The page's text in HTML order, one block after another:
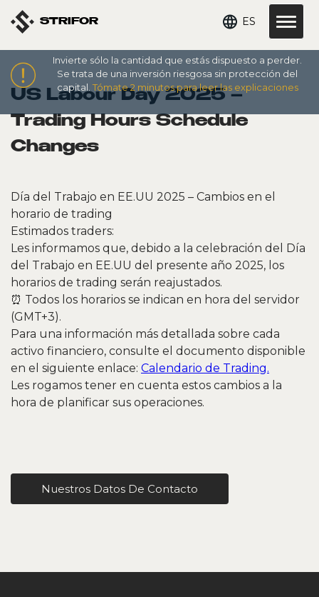
STRIFOR ES
Invierte sólo la cantidad que estás dispuesto a perder.
Se trata de una inversión riesgosa sin protección del
capital. Tómate 2 minutos para leer las explicaciones
US Labour Day 2025 –
Trading Hours Schedule
Changes
Día del Trabajo en EE.UU 2025 – Cambios en el
horario de trading
Estimados traders:
Les informamos que, debido a la celebración del Día
del Trabajo en EE.UU del presente año 2025, los
horarios de trading serán reajustados.
⏰ Todos los horarios se indican en hora del servidor
(GMT+3).
Para una información más detallada sobre cada
activo financiero, consulte el documento disponible
en el siguiente enlace: Calendario de Trading.
Les rogamos tener en cuenta estos cambios a la
hora de planificar sus operaciones.
Nuestros Datos De Contacto